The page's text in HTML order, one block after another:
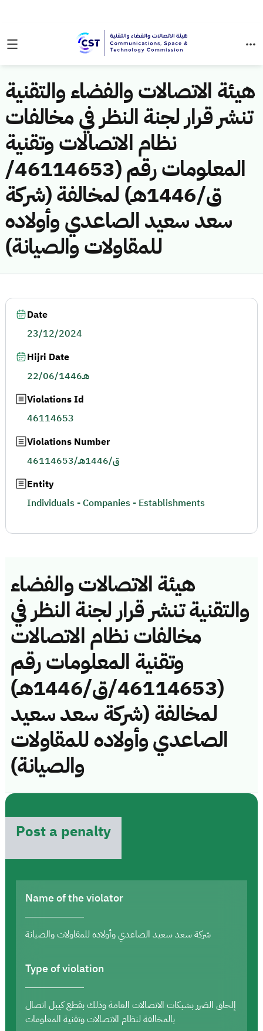
هيئة الاتصالات والفضاء والتقنية
تنشر قرار لجنة النظر في مخالفات
نظام الاتصالات وتقنية
المعلومات رقم (46114653/
ق/1446هـ) لمخالفة (شركة
سعد سعيد الصاعدي وأولاده
للمقاولات والصيانة)
هيئة الاتصالات والفضاء
والتقنية تنشر قرار لجنة النظر في
مخالفات نظام الاتصالات
وتقنية المعلومات رقم
(46114653/ق/1446هـ)
لمخالفة (شركة سعد سعيد
الصاعدي وأولاده للمقاولات
والصيانة)
Post a penalty
Name of the violator
شركة سعد سعيد الصاعدي وأولاده للمقاولات والصيانة
Type of violation
إلحاق الضرر بشبكات الاتصالات العامة وذلك بقطع كيبل اتصال
بالمخالفة لنظام الاتصالات وتقنية المعلومات
Date
23/12/2024
Hijri Date
22/06/1446هـ
Violations Id
46114653
Violations Number
46114653/ق/1446هـ
Entity
Individuals - Companies - Establishments